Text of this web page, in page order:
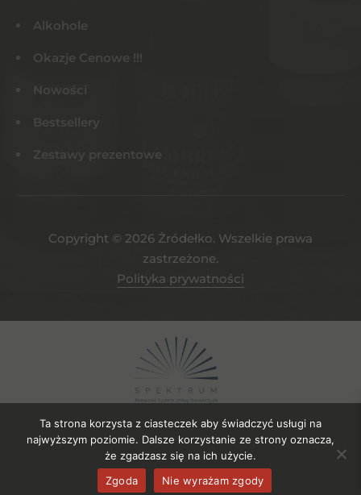
Alkohole
Okazje Cenowe !!!
Nowości
Bestsellery
Zestawy prezentowe
Copyright © 2026 Żródełko. Wszelkie prawa
zastrzeżone.
Polityka prywatności
Projekt współfinansowany ze środków EFRR. Numer umowy o
powierzenie gruntu: UDG-SPE.04.2023/106
Ta strona korzysta z ciasteczek aby świadczyć usługi na
najwyższym poziomie. Dalsze korzystanie ze strony oznacza,
że zgadzasz się na ich użycie.
Zgoda
Nie wyrażam zgody